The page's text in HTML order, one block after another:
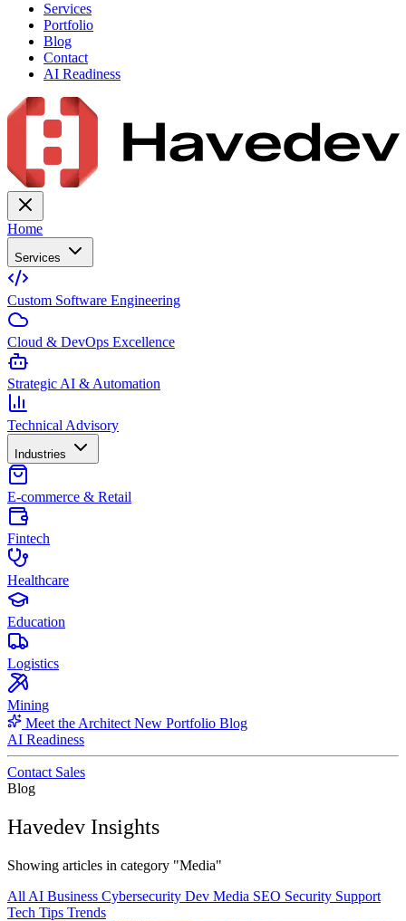
Services
Portfolio
Blog
Contact
AI Readiness
Home
Services
Custom Software Engineering
Cloud & DevOps Excellence
Strategic AI & Automation
Technical Advisory
Industries
E-commerce & Retail
Fintech
Healthcare
Education
Logistics
Mining
Meet the Architect New Portfolio Blog
AI Readiness
Contact Sales
Blog
Havedev Insights
Showing articles in category "Media"
All AI Business Cybersecurity Dev Media SEO Security Support
Tech Tips Trends